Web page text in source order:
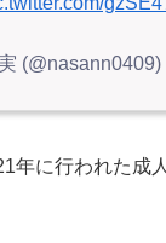
(@nasann0409)
年に行われた成